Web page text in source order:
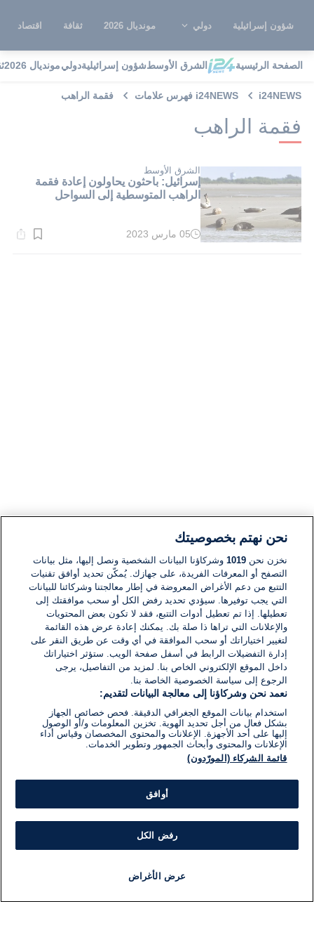
شؤون إسرائيلية دولي مونديال 2026 ثقافة اقتصاد
الصفحة الرئيسية الشرق الأوسطشؤون إسرائيليةدوليمونديال 2026
i24NEWS i24NEWS فهرس علامات فقمة الراهب
فقمة الراهب
الشرق الأوسط
إسرائيل: باحثون يحاولون إعادة فقمة
الراهب المتوسطية إلى السواحل
وقت
05 مارس 2023
نحن نهتم بخصوصيتك
نخزن نحن1019 وشركاؤنا البيانات الشخصية ونصل إليها، مثل بيانات
التصفح أو المعرفات الفريدة، على جهازك. يُمكّن تحديد أوافق تقنيات
التتبع من دعم الأغراض المعروضة في إطار معالجتنا وشركائنا للبيانات
التي يجب توفيرها. سيؤدي تحديد رفض الكل أو سحب موافقتك إلى
تعطيلها. إذا تم تعطيل أدوات التتبع، فقد لا تكون بعض المحتويات
والإعلانات التي تراها ذا صلة بك. يمكنك إعادة عرض هذه القائمة
لتغيير اختياراتك أو سحب الموافقة في أي وقت عن طريق النقر على
إدارة التفضيلات الرابط في أسفل صفحة الويب. ستؤثر اختياراتك
داخل الموقع الإلكتروني الخاص بنا. لمزيد من التفاصيل، يرجى
الرجوع إلى سياسة الخصوصية الخاصة بنا.
نعمد نحن وشركاؤنا إلى معالجة البيانات لتقديم:
استخدام بيانات الموقع الجغرافي الدقيقة. فحص خصائص الجهاز
بشكل فعال من أجل تحديد الهوية. تخزين المعلومات و/أو الوصول
إليها على أحد الأجهزة. الإعلانات والمحتوى المخصصان وقياس أداء
الإعلانات والمحتوى وأبحاث الجمهور وتطوير الخدمات.
قائمة الشركاء (المورّدون)
أوافق
رفض الكل
عرض الأغراض